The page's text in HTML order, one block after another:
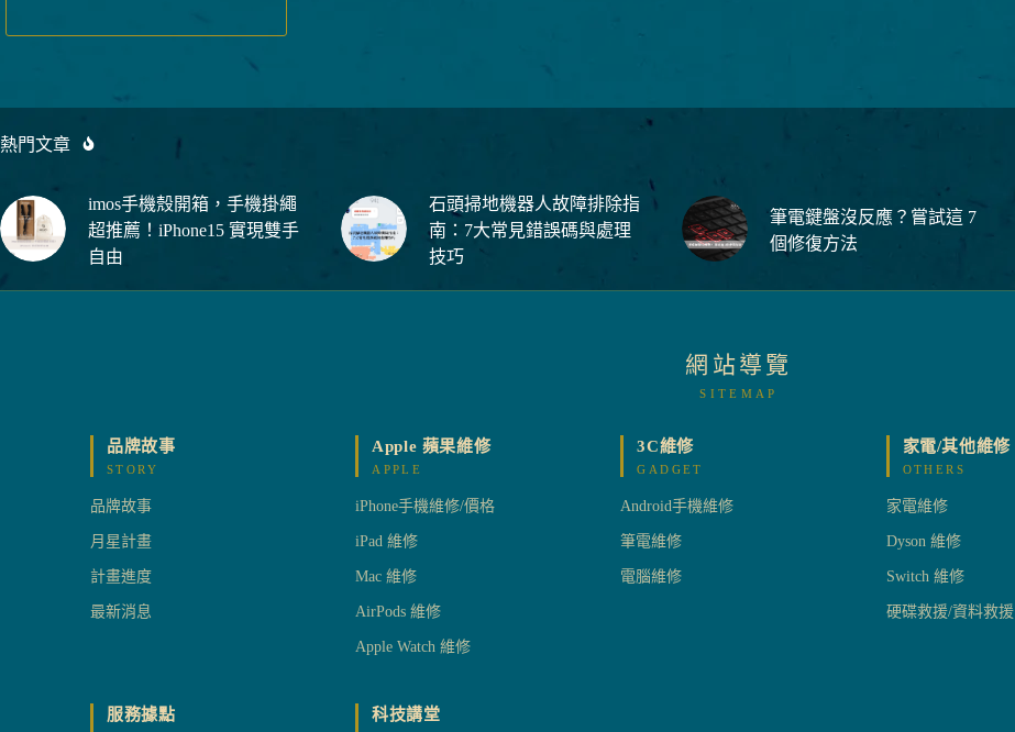
品
產
熱門文章
imos手機殼開箱，手機掛繩
超推薦！iPhone15 實現雙手
自由
石頭掃地機器人故障排除指
南：7大常見錯誤碼與處理
技巧
筆電鍵盤沒反應？嘗試這 7
個修復方法
網站導覽
SITEMAP
品牌故事
STORY
品牌故事
月星計畫
計畫進度
最新消息
Apple 蘋果維修
APPLE
iPhone手機維修/價格
iPad 維修
Mac 維修
AirPods 維修
Apple Watch 維修
3C維修
GADGET
Android手機維修
筆電維修
電腦維修
家電/其他維修
OTHERS
家電維修
Dyson 維修
Switch 維修
硬碟救援/資料救援
服務據點 科技講堂